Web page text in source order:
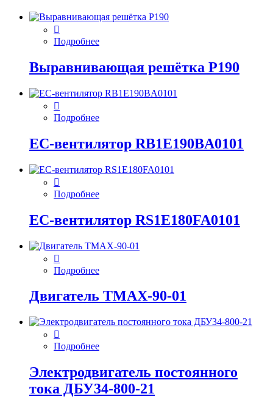
Подробнее
Выравнивающая решётка P190
Подробнее
EC-вентилятор RB1E190BA0101
Подробнее
EC-вентилятор RS1E180FA0101
Подробнее
Двигатель ТМАХ-90-01
Подробнее
Электродвигатель постоянного
тока ДБУ34‑800‑21